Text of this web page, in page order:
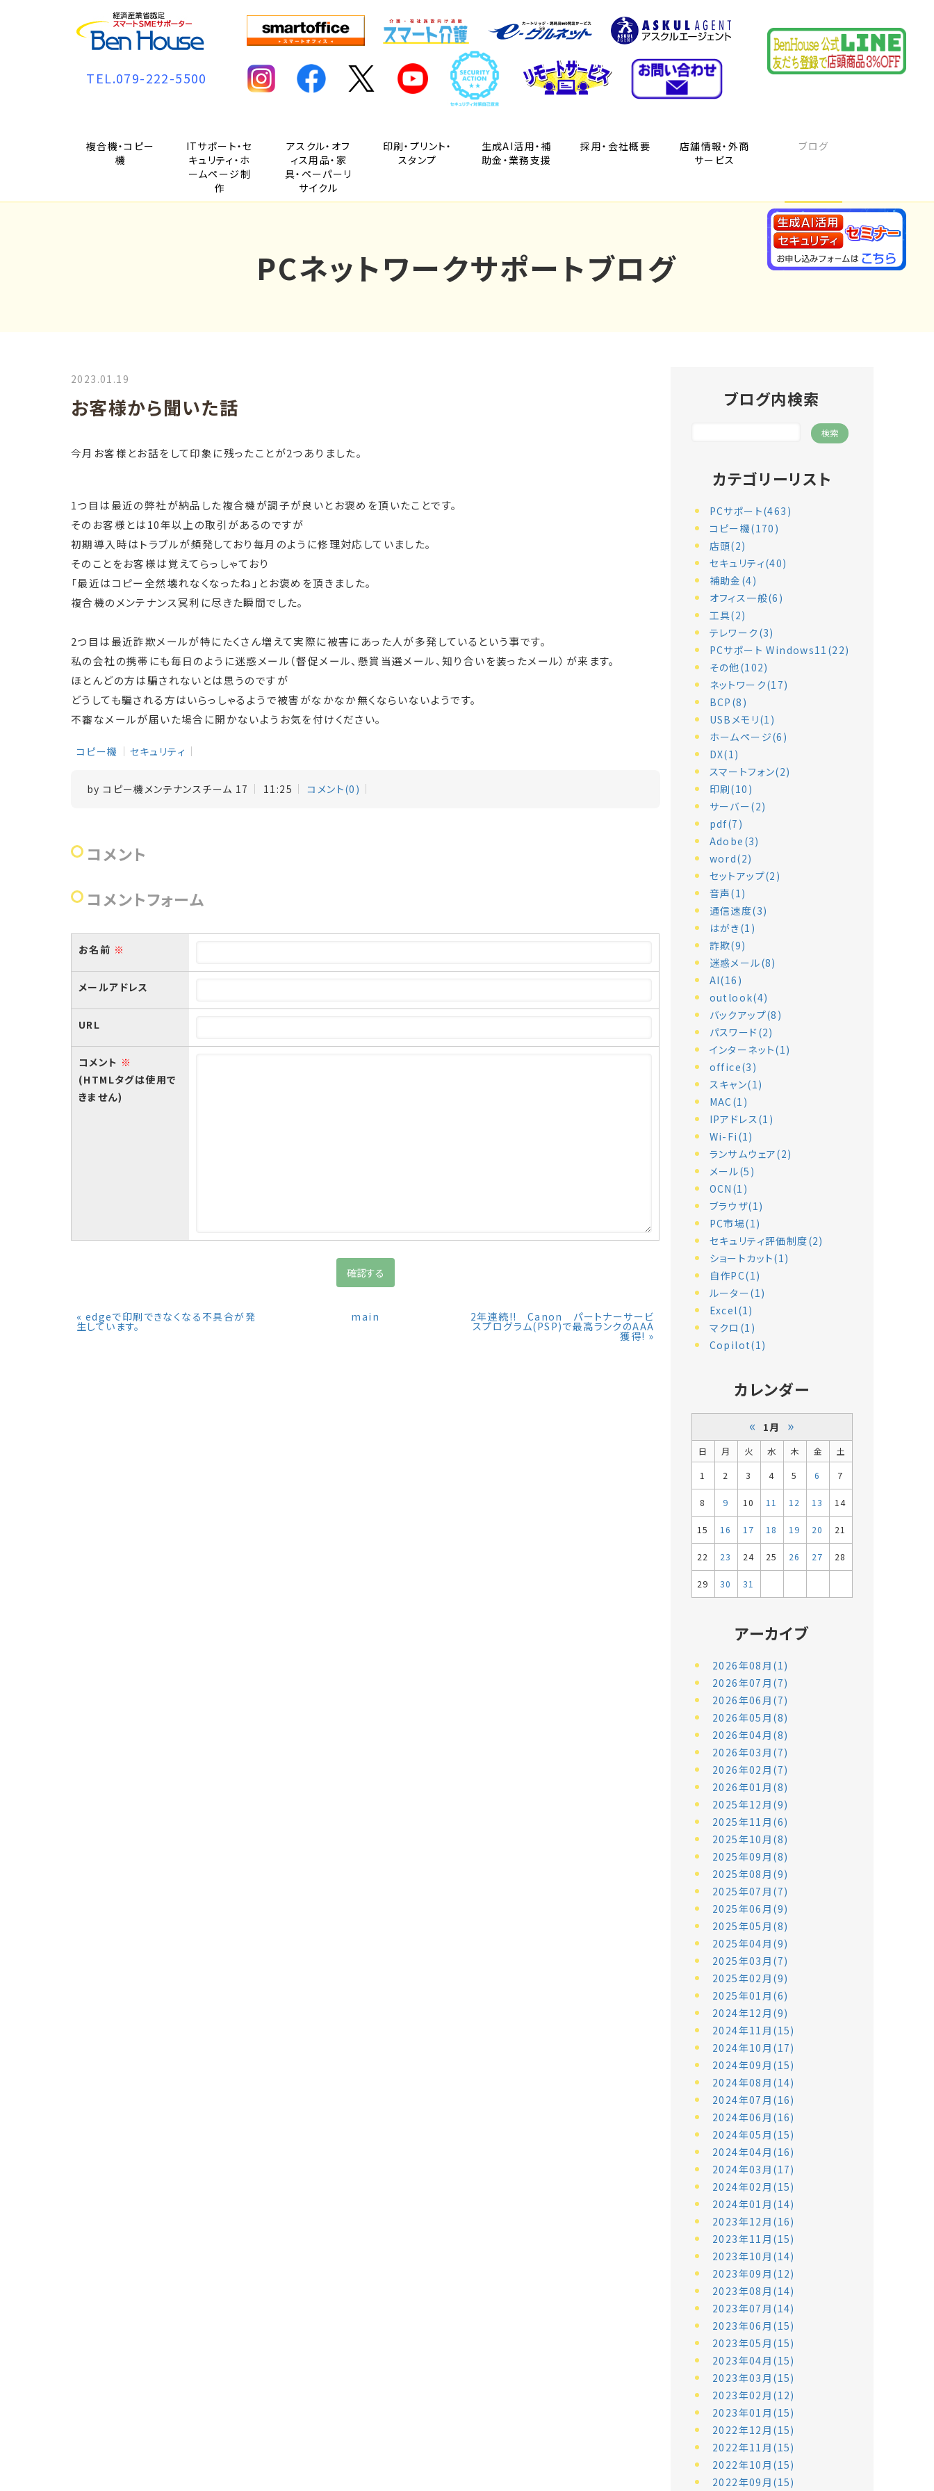
TEL.079-222-5500
複合機・コピー
機
ITサポート・セ
キュリティ・ホ
ームページ制
作
アスクル・オフ
ィス用品・家
具・ペーパーリ
サイクル
印刷・プリント・
スタンプ
生成AI活用・補
助金・業務支援
採用・会社概要
店舗情報・外商
サービス
ブログ
PCネットワークサポートブログ
2023.01.19
お客様から聞いた話
今月お客様とお話をして印象に残ったことが2つありました。
1つ目は最近の弊社が納品した複合機が調子が良いとお褒めを頂いたことです。
そのお客様とは10年以上の取引があるのですが
初期導入時はトラブルが頻発しており毎月のように修理対応していました。
そのことをお客様は覚えてらっしゃており
「最近はコピー全然壊れなくなったね」とお褒めを頂きました。
複合機のメンテナンス冥利に尽きた瞬間でした。
2つ目は最近詐欺メールが特にたくさん増えて実際に被害にあった人が多発しているという事です。
私の会社の携帯にも毎日のように迷惑メール（督促メール、懸賞当選メール、知り合いを装ったメール）が来ます。
ほとんどの方は騙されないとは思うのですが
どうしても騙される方はいらっしゃるようで被害がなかなか無くならいないようです。
不審なメールが届いた場合に開かないようお気を付けください。
コピー機 セキュリティ
byコピー機メンテナンスチーム 17 11:25 コメント(0)
コメント
コメントフォーム
お名前 ※
メールアドレス
URL
コメント ※
(HTMLタグは使用で
きません)
« edgeで印刷できなくなる不具合が発
生しています。
main 2年連続!! Canon パートナーサービ
スプログラム(PSP)で最高ランクのAAA
獲得! »
ブログ内検索
カテゴリーリスト
PCサポート(463)
コピー機(170)
店頭(2)
セキュリティ(40)
補助金(4)
オフィス一般(6)
工具(2)
テレワーク(3)
PCサポート Windows11(22)
その他(102)
ネットワーク(17)
BCP(8)
USBメモリ(1)
ホームページ(6)
DX(1)
スマートフォン(2)
印刷(10)
サーバー(2)
pdf(7)
Adobe(3)
word(2)
セットアップ(2)
音声(1)
通信速度(3)
はがき(1)
詐欺(9)
迷惑メール(8)
AI(16)
outlook(4)
バックアップ(8)
パスワード(2)
インターネット(1)
office(3)
スキャン(1)
MAC(1)
IPアドレス(1)
Wi-Fi(1)
ランサムウェア(2)
メール(5)
OCN(1)
ブラウザ(1)
PC市場(1)
セキュリティ評価制度(2)
ショートカット(1)
自作PC(1)
ルーター(1)
Excel(1)
マクロ(1)
Copilot(1)
カレンダー
« 1月 »
日 月 火 水 木 金
土
1
2 3 4 5 6 7
8 9 10 11 12 13 14
15 16 17 18 19 20 21
22 23 24 25 26 27 28
29 30 31
アーカイブ
2026年08月(1)
2026年07月(7)
2026年06月(7)
2026年05月(8)
2026年04月(8)
2026年03月(7)
2026年02月(7)
2026年01月(8)
2025年12月(9)
2025年11月(6)
2025年10月(8)
2025年09月(8)
2025年08月(9)
2025年07月(7)
2025年06月(9)
2025年05月(8)
2025年04月(9)
2025年03月(7)
2025年02月(9)
2025年01月(6)
2024年12月(9)
2024年11月(15)
2024年10月(17)
2024年09月(15)
2024年08月(14)
2024年07月(16)
2024年06月(16)
2024年05月(15)
2024年04月(16)
2024年03月(17)
2024年02月(15)
2024年01月(14)
2023年12月(16)
2023年11月(15)
2023年10月(14)
2023年09月(12)
2023年08月(14)
2023年07月(14)
2023年06月(15)
2023年05月(15)
2023年04月(15)
2023年03月(15)
2023年02月(12)
2023年01月(15)
2022年12月(15)
2022年11月(15)
2022年10月(15)
2022年09月(15)